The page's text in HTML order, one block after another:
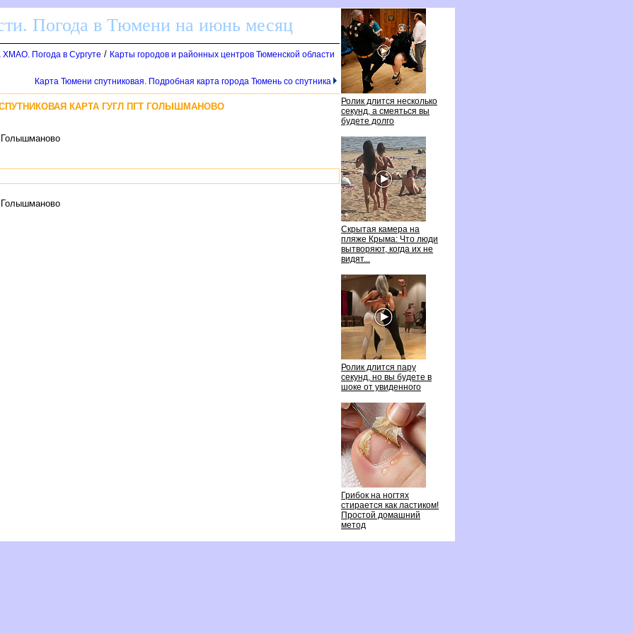
Ролик длится несколько
секунд, а смеяться вы
удете долго
Скрытая камера на
пляже Крыма: Что люди
ытворяют, когда их не
идят...
Ролик длится пару
секунд, но вы будете
шоке от увиденного
Грибок на ногтях
стирается как ластиком!
Простой домашний
метод
Погода в Тюмени на июнь месяц
ХМАО. Погода в Сургуте / Карты городов и районных центров Тюменской области
Карта Тюмени спутниковая. Подробная карта города Тюмень со спутника
КАРТА ГУГЛ ПГТ ГОЛЫШМАНОВО
Голышманово
Голышманово